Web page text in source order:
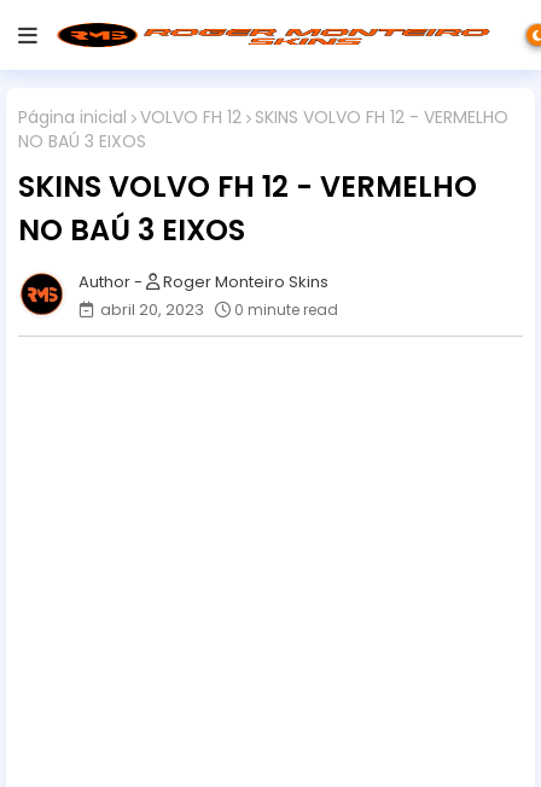
Página inicial VOLVO FH 12 SKINS VOLVO FH 12 - VERMELHO
NO BAÚ 3 EIXOS
SKINS VOLVO FH 12 - VERMELHO
NO BAÚ 3 EIXOS
Roger Monteiro Skins
abril 20, 2023
0 minute read